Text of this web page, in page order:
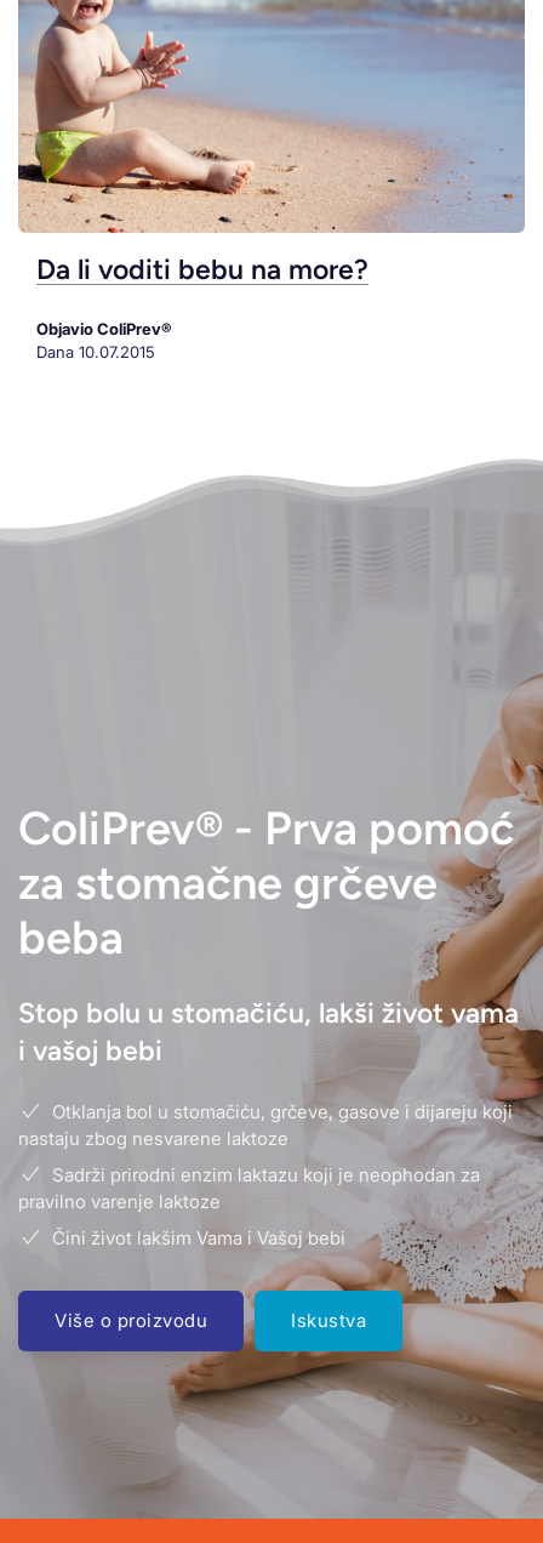
Da li voditi bebu na more?
Objavio ColiPrev®
Dana 10.07.2015
ColiPrev® - Prva pomoć
za stomačne grčeve
beba
Stop bolu u stomačiću, lakši život vama
i vašoj bebi
Otklanja bol u stomačiću, grčeve, gasove i dijareju koji
nastaju zbog nesvarene laktoze
Sadrži prirodni enzim laktazu koji je neophodan za
pravilno varenje laktoze
Čini život lakšim Vama i Vašoj bebi
Više o proizvodu Iskustva